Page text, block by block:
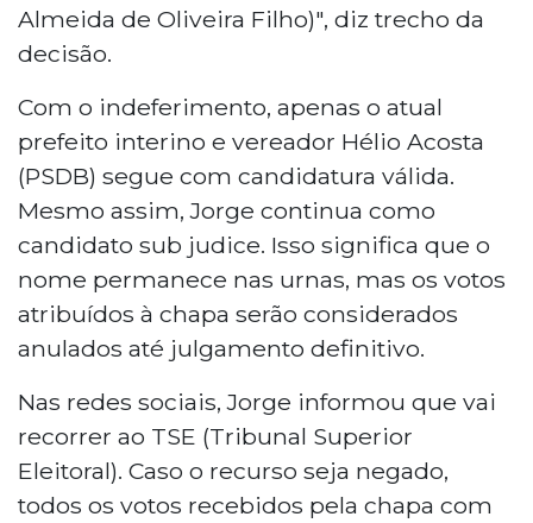
Almeida de Oliveira Filho)", diz trecho da
decisão.
Com o indeferimento, apenas o atual
prefeito interino e vereador Hélio Acosta
(PSDB) segue com candidatura válida.
Mesmo assim, Jorge continua como
candidato sub judice. Isso significa que o
nome permanece nas urnas, mas os votos
atribuídos à chapa serão considerados
anulados até julgamento definitivo.
Nas redes sociais, Jorge informou que vai
recorrer ao TSE (Tribunal Superior
Eleitoral). Caso o recurso seja negado,
todos os votos recebidos pela chapa com